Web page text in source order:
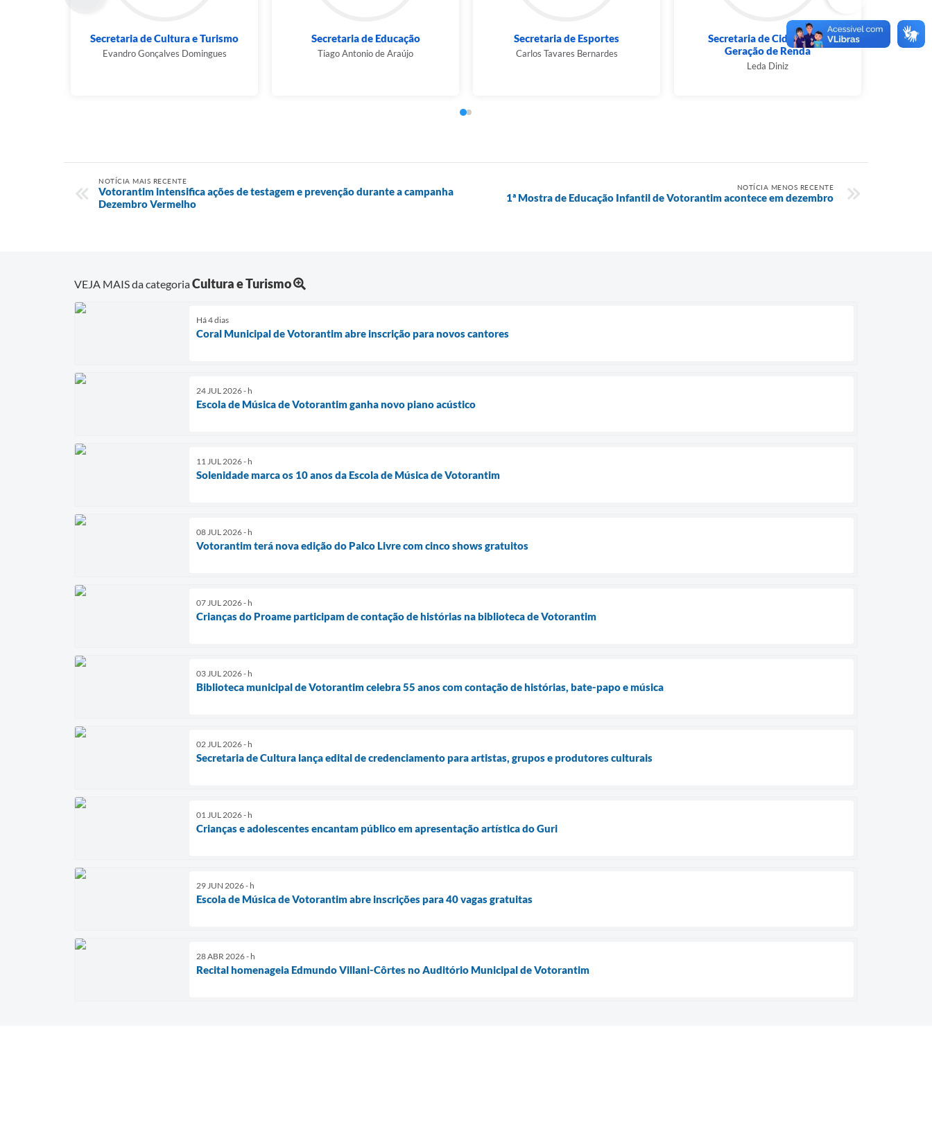
Secretaria de Cultura e Turismo
Evandro Gonçalves Domingues
Secretaria de Educação
Tiago Antonio de Araújo
Secretaria de Esportes
Carlos Tavares Bernardes
Secretaria de Cidadania e
Geração de Renda
Leda Diniz
NOTÍCIA MAIS RECENTE
Votorantim intensifica ações de testagem e prevenção durante a campanha
Dezembro Vermelho
NOTÍCIA MENOS RECENTE
1ª Mostra de Educação Infantil de Votorantim acontece em dezembro
VEJA MAIS da categoriaCultura e Turismo
Há 4 dias
Coral Municipal de Votorantim abre inscrição para novos cantores
24 JUL 2026 - h
Escola de Música de Votorantim ganha novo piano acústico
11 JUL 2026 - h
Solenidade marca os 10 anos da Escola de Música de Votorantim
08 JUL 2026 - h
Votorantim terá nova edição do Palco Livre com cinco shows gratuitos
07 JUL 2026 - h
Crianças do Proame participam de contação de histórias na biblioteca de Votorantim
03 JUL 2026 - h
Biblioteca municipal de Votorantim celebra 55 anos com contação de histórias, bate-papo e música
02 JUL 2026 - h
Secretaria de Cultura lança edital de credenciamento para artistas, grupos e produtores culturais
01 JUL 2026 - h
Crianças e adolescentes encantam público em apresentação artística do Guri
29 JUN 2026 - h
Escola de Música de Votorantim abre inscrições para 40 vagas gratuitas
28 ABR 2026 - h
Recital homenageia Edmundo Villani-Côrtes no Auditório Municipal de Votorantim